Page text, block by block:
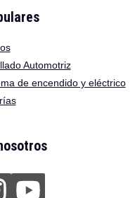
Automotriz
de encendido y eléctrico